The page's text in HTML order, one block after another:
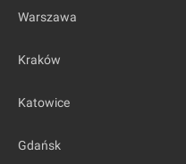
Warszawa
Kraków
Katowice
Gdańsk